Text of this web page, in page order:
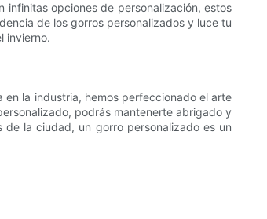
infinitas opciones de personalización, estos
de los gorros personalizados y luce tu
invierno.
la industria, hemos perfeccionado el arte
podrás mantenerte abrigado y
la ciudad, un gorro personalizado es un